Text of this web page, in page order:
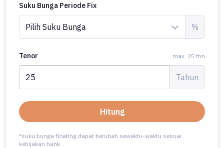
Suku Bunga Periode Fix
%
Tenor max. 25 thn
Tahun
Hitung
*suku bunga floating dapat berubah sewaktu-waktu sesuai
kebijakan bank